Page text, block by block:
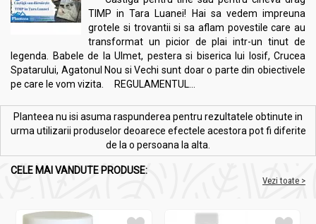
TIMP in Tara Luanei! Hai sa vedem impreuna
grotele si trovantii si sa aflam povestile care au
transformat un picior de plai intr-un tinut de
legenda. Babele de la Ulmet, pestera si biserica lui Iosif, Crucea
Spatarului, Agatonul Nou si Vechi sunt doar o parte din obiectivele
pe care le vom vizita. REGULAMENTUL...
Planteea nu isi asuma raspunderea pentru rezultatele obtinute in
urma utilizarii produselor deoarece efectele acestora pot fi diferite
de la o persoana la alta.
CELE MAI VANDUTE PRODUSE:
Vezi toate >